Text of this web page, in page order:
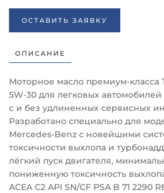
ОСТАВИТЬ ЗАЯВКУ
ОПИСАНИЕ
Моторное масло премиум-класса
5W-30 для легковых автомобилей
с и без удлиненных сервисных
Разработано специально для
Mercedes-Benz c новейшими
токсичности выхлопа и
лёгкий пуск двигателя,
пониженную токсичность
ACEA C2 API SN/CF PSA B 71 2290